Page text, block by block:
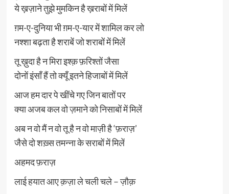
ये ख़ज़ाने तुझे मुमकिन है ख़राबों में मिलें
ग़म-ए-दुनिया भी ग़म-ए-यार में शामिल कर लो
नश्शा बढ़ता है शराबें जो शराबों में मिलें
तू ख़ुदा है न मिरा इश्क़ फ़रिश्तों जैसा
दोनों इंसाँ हैं तो क्यूँ इतने हिजाबों में मिलें
आज हम दार पे खींचे गए जिन बातों पर
क्या अजब कल वो ज़माने को निसाबों में मिलें
अब न वो मैं न वो तू है न वो माज़ी है ‘फ़राज़’
जैसे दो शख़्स तमन्ना के सराबों में मिलें
अहमद फ़राज़
लाई हयात आए क़ज़ा ले चली चले – ज़ौक़